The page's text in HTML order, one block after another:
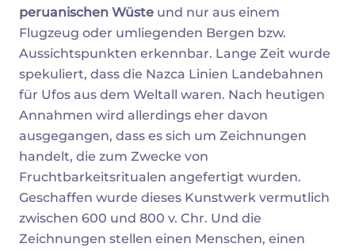
peruanischen Wüste und nur aus einem
Flugzeug oder umliegenden Bergen bzw.
Aussichtspunkten erkennbar. Lange Zeit wurde
spekuliert, dass die Nazca Linien Landebahnen
für Ufos aus dem Weltall waren. Nach heutigen
Annahmen wird allerdings eher davon
ausgegangen, dass es sich um Zeichnungen
handelt, die zum Zwecke von
Fruchtbarkeitsritualen angefertigt wurden.
Geschaffen wurde dieses Kunstwerk vermutlich
zwischen 600 und 800 v. Chr. Und die
Zeichnungen stellen einen Menschen, einen